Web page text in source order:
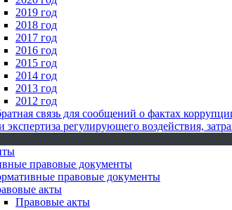
2019 год
2018 год
2017 год
2016 год
2015 год
2014 год
2013 год
2012 год
связь для сообщений о фактах
экспертиза регулирующего воздействия,
правовые документы
правовые документы
акты
Правовые акты